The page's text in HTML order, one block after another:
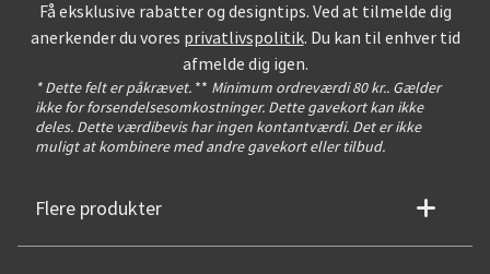
Få eksklusive rabatter og designtips. Ved at tilmelde dig
anerkender du vores privatlivspolitik. Du kan til enhver tid
afmelde dig igen.
* Dette felt er påkrævet. ** Minimum ordreværdi 80 kr.. Gælder
ikke for forsendelsesomkostninger. Dette gavekort kan ikke
deles. Dette værdibevis har ingen kontantværdi. Det er ikke
muligt at kombinere med andre gavekort eller tilbud.
Flere produkter